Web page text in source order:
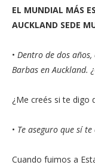
EL MUNDIAL MÁS
AUCKLAND SEDE
• Dentro de dos
Barbas en Auckland.
¿Me creés si te digo
• Te aseguro que sí te
Cuando fuimos a